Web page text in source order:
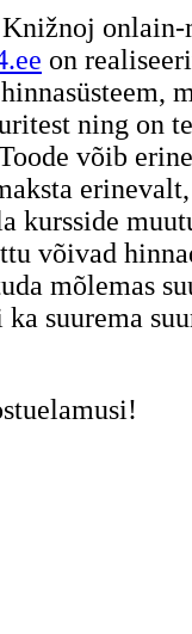
onlain-
on
ning on
võib
kursside
võivad
mõlemas
suurema